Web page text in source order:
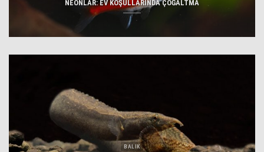
NEONLAR: EV KOŞULLARINDA ÇOĞALTMA
BALIK